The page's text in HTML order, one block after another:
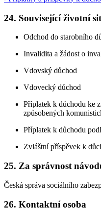
24. Související životní
Odchod do starobního
Invalidita a žádost o
Vdovský důchod
Vdovecký důchod
Příplatek k důchodu ke
způsobených
Příplatek k důchodu
Zvláštní příspěvek k
25. Za správnost
Česká správa sociálního
26. Kontaktní osoba